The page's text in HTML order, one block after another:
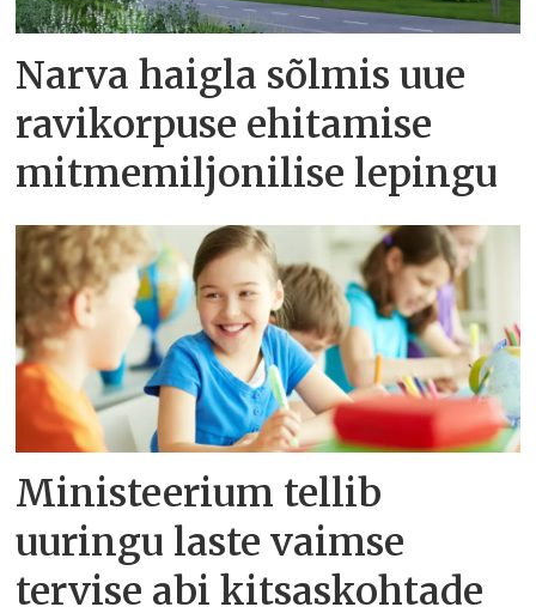
Narva haigla sõlmis uue
ravikorpuse ehitamise
mitmemiljonilise lepingu
Ministeerium tellib
uuringu laste vaimse
tervise abi kitsaskohtade